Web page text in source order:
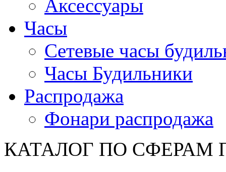
Аксессуары
Часы
Сетевые часы
Часы Будильники
Распродажа
Фонари распродажа
КАТАЛОГ ПО СФЕРАМ